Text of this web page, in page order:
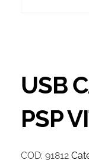
USB
PSP
COD: 91812